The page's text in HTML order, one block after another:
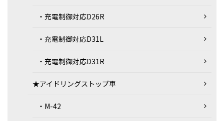
・充電制御対応D26R
・充電制御対応D31L
・充電制御対応D31R
★アイドリングストップ車
・M-42